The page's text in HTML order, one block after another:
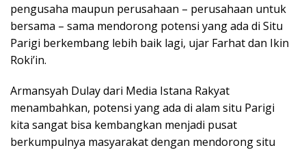
pengusaha maupun perusahaan – perusahaan untuk
bersama – sama mendorong potensi yang ada di Situ
Parigi berkembang lebih baik lagi, ujar Farhat dan Ikin
Roki’in.
Armansyah Dulay dari Media Istana Rakyat
menambahkan, potensi yang ada di alam situ Parigi
kita sangat bisa kembangkan menjadi pusat
berkumpulnya masyarakat dengan mendorong situ